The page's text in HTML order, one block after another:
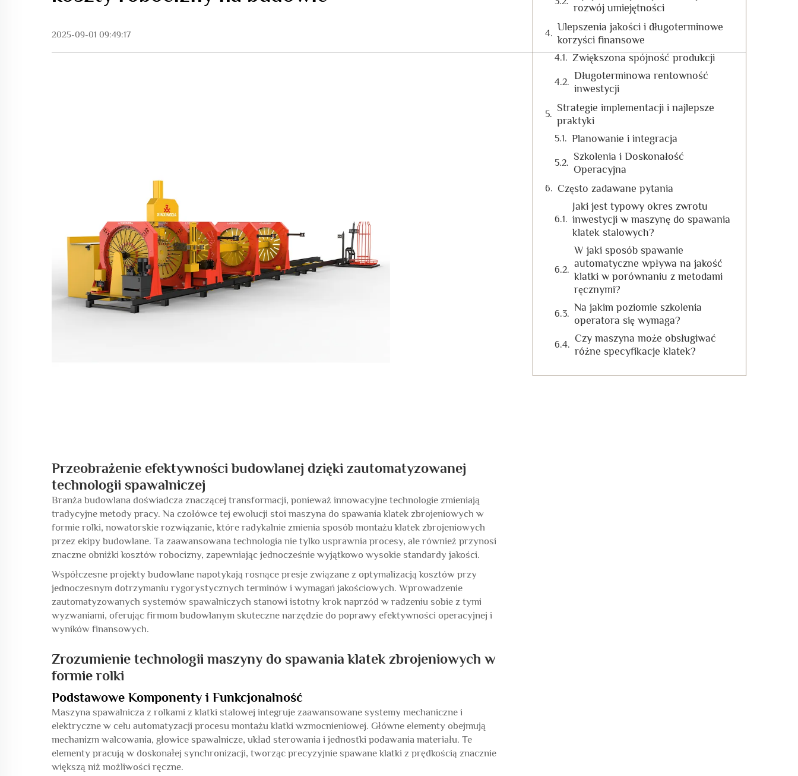
2025-09-01 09:49:17
Przeobrażenie efektywności budowlanej dzięki zautomatyzowanej
technologii spawalniczej
Branża budowlana doświadcza znaczącej transformacji, ponieważ innowacyjne technologie zmieniają
tradycyjne metody pracy. Na czołówce tej ewolucji stoi maszyna do spawania klatek zbrojeniowych w
formie rolki, nowatorskie rozwiązanie, które radykalnie zmienia sposób montażu klatek zbrojeniowych
przez ekipy budowlane. Ta zaawansowana technologia nie tylko usprawnia procesy, ale również przynosi
znaczne obniżki kosztów robocizny, zapewniając jednocześnie wyjątkowo wysokie standardy jakości.
Współczesne projekty budowlane napotykają rosnące presje związane z optymalizacją kosztów przy
jednoczesnym dotrzymaniu rygorystycznych terminów i wymagań jakościowych. Wprowadzenie
zautomatyzowanych systemów spawalniczych stanowi istotny krok naprzód w radzeniu sobie z tymi
wyzwaniami, oferując firmom budowlanym skuteczne narzędzie do poprawy efektywności operacyjnej i
wyników finansowych.
Zrozumienie technologii maszyny do spawania klatek zbrojeniowych w
formie rolki
Podstawowe Komponenty i Funkcjonalność
Maszyna spawalnicza z rolkami z klatki stalowej integruje zaawansowane systemy mechaniczne i
elektryczne w celu automatyzacji procesu montażu klatki wzmocnieniowej. Główne elementy obejmują
mechanizm walcowania, głowice spawalnicze, układ sterowania i jednostki podawania materiału. Te
elementy pracują w doskonałej synchronizacji, tworząc precyzyjnie spawane klatki z prędkością znacznie
większą niż możliwości ręczne.
rozwój umiejętności
Ulepszenia jakości i długoterminowe
korzyści finansowe
Zwiększona spójność produkcji
Długoterminowa rentowność
inwestycji
Strategie implementacji i najlepsze
praktyki
Planowanie i integracja
Szkolenia i Doskonałość
Operacyjna
Często zadawane pytania
Jaki jest typowy okres zwrotu
inwestycji w maszynę do spawania
klatek stalowych?
W jaki sposób spawanie
automatyczne wpływa na jakość
klatki w porównaniu z metodami
ręcznymi?
Na jakim poziomie szkolenia
operatora się wymaga?
Czy maszyna może obsługiwać
różne specyfikacje klatek?